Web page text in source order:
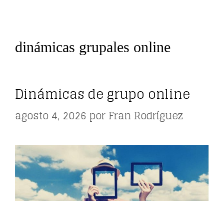
dinámicas grupales online
Dinámicas de grupo online
agosto 4, 2026 porFran Rodríguez